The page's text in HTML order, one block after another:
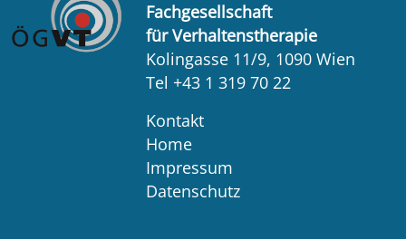
Fachgesellschaft
für Verhaltenstherapie
Kolingasse 11/9, 1090 Wien
Tel +43 1 319 70 22
Kontakt
Home
Impressum
Datenschutz